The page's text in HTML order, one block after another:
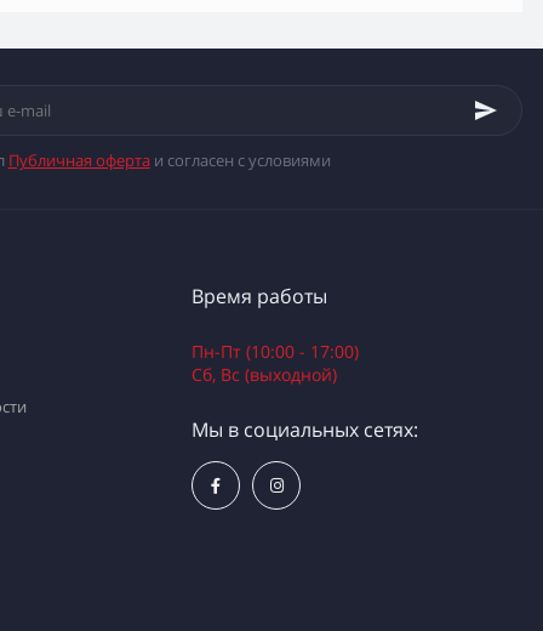
Публичная офертаи согласен с условиями
Время работы
Пн-Пт (10:00 - 17:00)
Сб, Вс (выходной)
Мы в социальных сетях: